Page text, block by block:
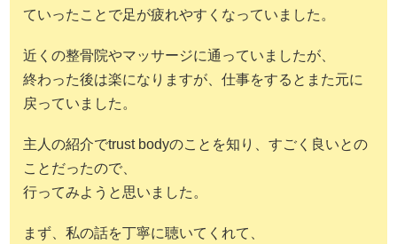
ていったことで足が疲れやすくなっていました。
近くの整骨院やマッサージに通っていましたが、
終わった後は楽になりますが、仕事をするとまた元に
戻っていました。
主人の紹介でtrust bodyのことを知り、すごく良いとの
ことだったので、
行ってみようと思いました。
まず、私の話を丁寧に聴いてくれて、